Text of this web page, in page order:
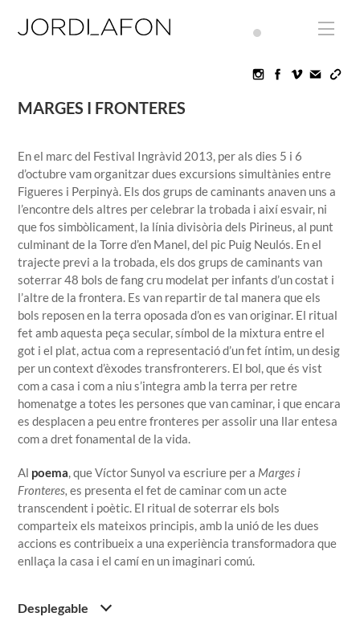
IconIconIcon
MARGES I FRONTERES
En el marc del Festival Ingràvid 2013, per als dies 5 i 6
d’octubre vam organitzar dues excursions simultànies entre
Figueres i Perpinyà. Els dos grups de caminants anaven uns a
l’encontre dels altres per celebrar la trobada i així esvair, ni
que fos simbòlicament, la línia divisòria dels Pirineus, al punt
culminant de la Torre d’en Manel, del pic Puig Neulós. En el
trajecte previ a la trobada, els dos grups de caminants van
soterrar 48 bols de fang cru modelat per infants d’un costat i
l’altre de la frontera. Es van repartir de tal manera que els
bols reposen en la terra oposada d’on es van originar. El ritual
fet amb aquesta peça secular, símbol de la mixtura entre el
got i el plat, actua com a representació d’un fet íntim, un desig
per un context d’èxodes transfronterers. El bol, que és vist
com a casa i com a niu s’integra amb la terra per retre
homenatge a totes les persones que van caminar, i que encara
es desplacen a peu entre fronteres per assolir una llar entesa
com a dret fonamental de la vida.
Al poema , que Víctor Sunyol va escriure per a Marges i
Fronteres, es presenta el fet de caminar com un acte
transcendent i poètic. El ritual de soterrar els bols
comparteix els mateixos principis, amb la unió de les dues
accions es contribueix a una experiència transformadora que
enllaça la casa i el camí en un imaginari comú.
Desplegable